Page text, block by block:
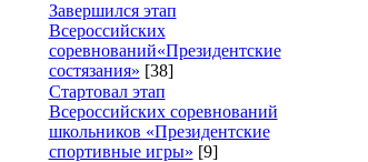
Завершился этап
Всероссийских
соревнований«Президентские
состязания» [38]
Стартовал этап
Всероссийских соревнований
школьников «Президентские
спортивные игры» [9]